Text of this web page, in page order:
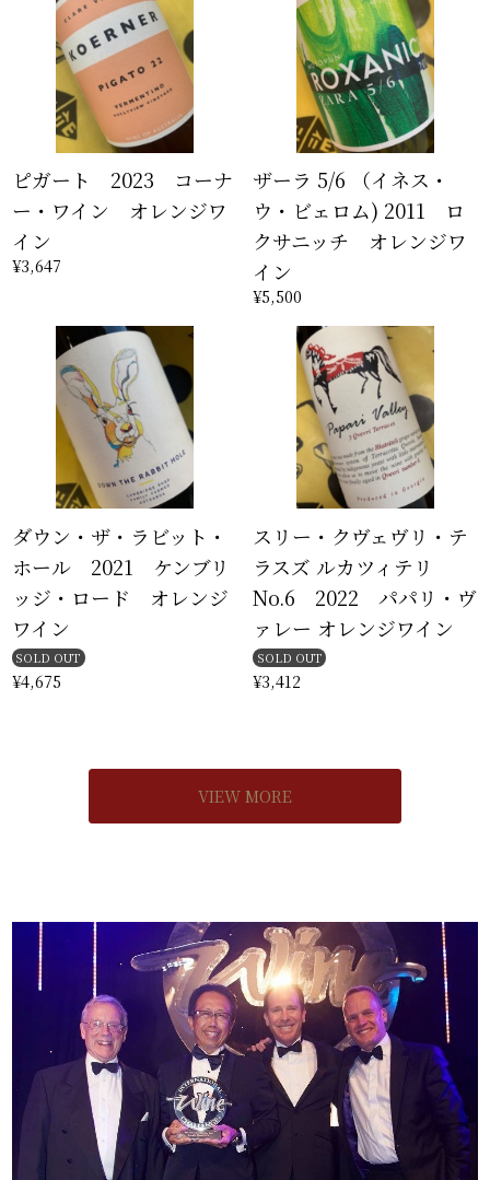
ピガート 2023 コーナ
ー・ワイン オレンジワ
イン
¥3,647
ザーラ 5/6 （イネス・
ウ・ビェロム) 2011 ロ
クサニッチ オレンジワ
イン
¥5,500
ダウン・ザ・ラビット・
ホール 2021 ケンブリ
ッジ・ロード オレンジ
ワイン
SOLD OUT
¥4,675
スリー・クヴェヴリ・テ
ラスズ ルカツィテリ
No.6 2022 パパリ・ヴ
ァレー オレンジワイン
SOLD OUT
¥3,412
VIEW MORE